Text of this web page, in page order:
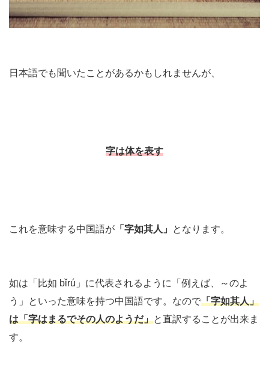
日本語でも聞いたことがあるかもしれませんが、
字は体を表す
これを意味する中国語が 「字如其人」 となります。
如は「比如 bǐrú」に代表されるように「例えば、～のよ
う」といった意味を持つ中国語です。なので「字如其人」
は「字はまるでその人のようだ」と直訳することが出来ま
す。